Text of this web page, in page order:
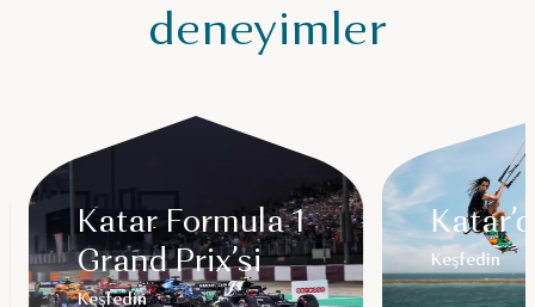
deneyimler
Katar Formula 1
Grand Prix’si
Keşfedin
Keşfedin